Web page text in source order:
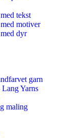
tekst
motiver
dyr
garn
Yarns
maling